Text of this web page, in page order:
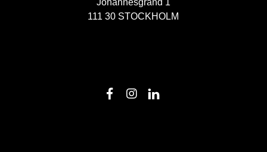
111 30 STOCKHOLM